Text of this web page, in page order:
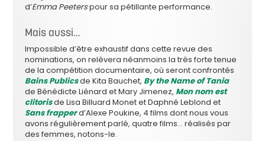
d’Emma Peeterspour sa pétillante performance.
Mais aussi…
Impossible d’être exhaustif dans cette revue des
nominations, on relèvera néanmoins la très forte tenue
de la compétition documentaire, où seront confrontés
Bains Publicsde Kita Bauchet, By the Name of Tania
de Bénédicte Liénard et Mary Jimenez, Mon nom est
clitorisde Lisa Billuard Monet et Daphné Leblond et
Sans frapperd’Alexe Poukine, 4 films dont nous vous
avons régulièrement parlé, quatre films… réalisés par
des femmes, notons-le.